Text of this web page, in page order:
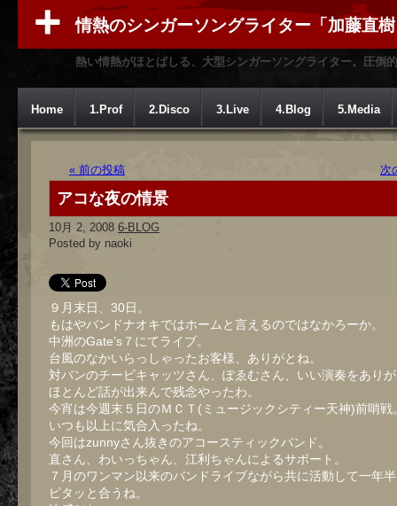
情熱のシンガーソングライター「加藤直
熱い情熱がほとばしる、大型シンガーソングライター。圧倒
Home 1.Prof 2.Disco 3.Live 4.Blog 5.Media
« 前の投稿 次
アコな夜の情景
10月 2, 2008 6-BLOG
Posted by naoki
９月末日、30日。
もはやバンドナオキではホームと言えるのではなかろーか。
中洲のGate’s７にてライブ。
台風のなかいらっしゃったお客様、ありがとね。
対バンのチービキャッツさん、ぽゑむさん、いい演奏をあり
ほとんど話が出来んで残念やったわ。
今宵は今週末５日のＭＣＴ(ミュージックシティー天神)前哨戦
いつも以上に気合入ったね。
今回はzunnyさん抜きのアコースティックバンド。
直さん、わいっちゃん、江利ちゃんによるサポート。
７月のワンマン以来のバンドライブながら共に活動して一年
ピタッと合うね。